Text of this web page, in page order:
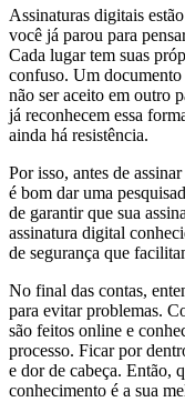
Assinaturas digitais
você já parou para
Cada lugar tem suas
confuso. Um
não ser aceito em outro
já reconhecem essa
ainda há resistência.
Por isso, antes de
é bom dar uma
de garantir que sua
assinatura digital
de segurança que
No final das contas,
para evitar problemas.
são feitos online e
processo. Ficar por
e dor de cabeça. Então,
conhecimento é a sua